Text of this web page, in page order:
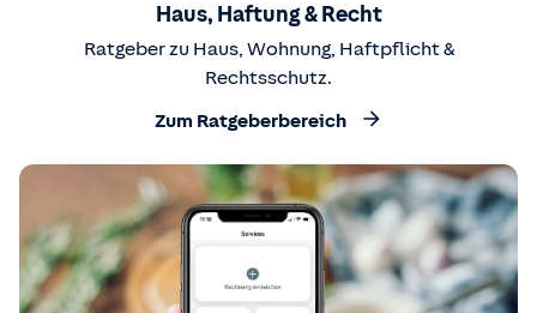
Haus, Haftung & Recht
Ratgeber zu Haus, Wohnung, Haftpflicht &
Rechtsschutz.
Zum Ratgeberbereich